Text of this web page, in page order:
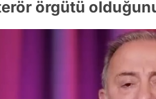
örgütü